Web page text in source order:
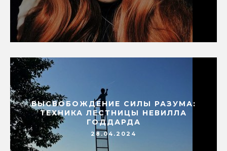
ВЫСВОБОЖДЕНИЕ СИЛЫ РАЗУМА:
ТЕХНИКА ЛЕСТНИЦЫ НЕВИЛЛА
ГОДДАРДА
28.04.2024